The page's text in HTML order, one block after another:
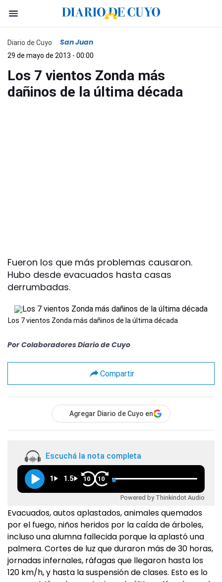
Diario de Cuyo San Juan
29 de mayo de 2013 - 00:00
Los 7 vientos Zonda más
dañinos de la última década
Fueron los que más problemas causaron.
Hubo desde evacuados hasta casas
derrumbadas.
Los 7 vientos Zonda más dañinos de la última década
Por Colaboradores Diario de Cuyo
Compartir
Agregar Diario de Cuyo en
Escuchá la nota completa
1 1.5 10 10
Powered by Thinkindot Audio
Evacuados, autos aplastados, animales quemados
por el fuego, niños heridos por la caída de árboles,
incluso una alumna fallecida porque la aplastó una
palmera. Cortes de luz que duraron más de 30 horas,
jornadas infernales, ráfagas que llegaron hasta los
120 km/h, y hasta la suspensión de clases. Esto es lo